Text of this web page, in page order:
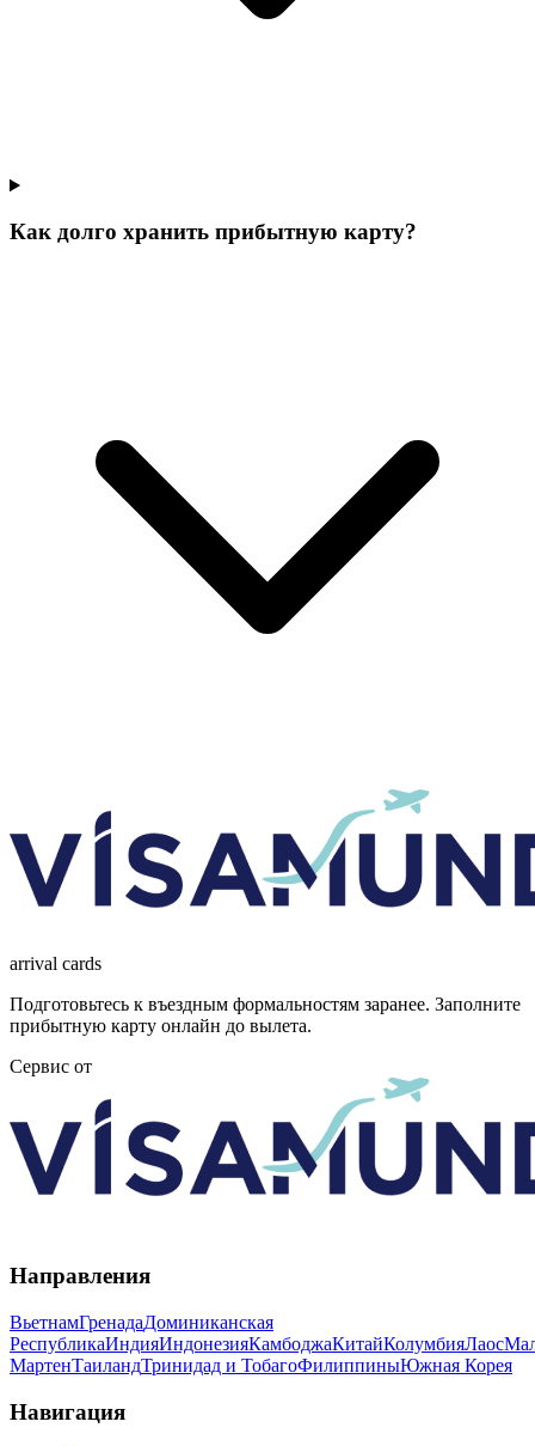
Как долго хранить прибытную карту?
arrival cards
Подготовьтесь к въездным формальностям заранее. Заполните
прибытную карту онлайн до вылета.
Сервис от
Направления
ВьетнамГренадаДоминиканская
РеспубликаИндияИндонезияКамбоджаКитайКолумбияЛаос
МартенТаиландТринидад и ТобагоФилиппиныЮжная Корея
Навигация